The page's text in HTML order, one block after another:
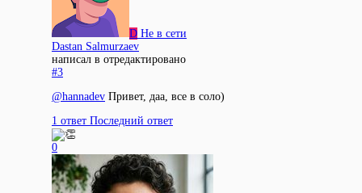
D Не в сети
Dastan Salmurzaev
написал в отредактировано
#3
@hannadev Привет, даа, все в соло)
1 ответ Последний ответ
0